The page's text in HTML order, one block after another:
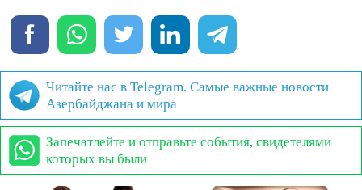
Читайте нас в Telegram. Самые важные новости
Азербайджана и мира
Запечатлейте и отправьте события, свидетелями
которых вы были